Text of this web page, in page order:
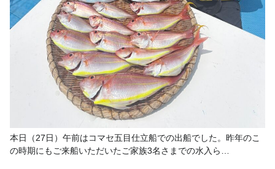
本日（27日）午前はコマセ五目仕立船での出船でした。昨年のこ
の時期にもご来船いただいたご家族3名さまでの水入ら…